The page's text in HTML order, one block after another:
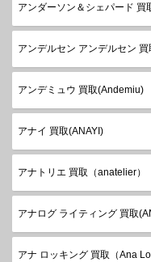
アンダーソン＆シェパード 買
アンデルセン アンデルセン
アンデミュウ 買取(Andemiu)
アナイ 買取(ANAYI)
アナトリエ 買取（anatelier）
アナログ ライティング 買取
アナ ロッキング 買取（Ana